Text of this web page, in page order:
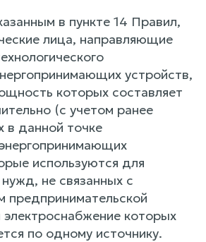
в пункте 14 Правил,
лица, направляющие
устройств,
которых составляет
(с учетом ранее
в данной точке
используются для
не связанных с
предпринимательской
электроснабжение которых
по одному источнику.